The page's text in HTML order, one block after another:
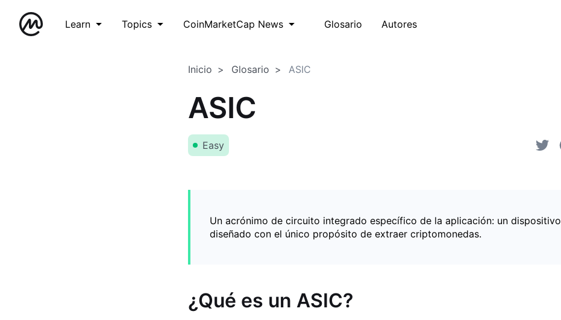
Learn Topics CoinMarketCap News Glosario Autores
Inicio Glosario ASIC
ASIC
Easy
Un acrónimo de circuito integrado específico de la aplicación: un dispositivo
diseñado con el único propósito de extraer criptomonedas.
¿Qué es un ASIC?